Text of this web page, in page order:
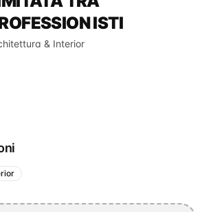
ISTI
& Interior